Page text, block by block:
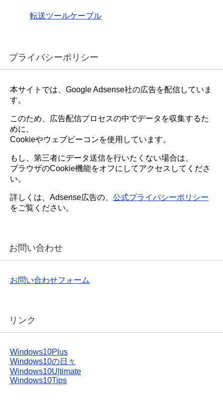
転送ツールケーブル
プライバシーポリシー
本サイトでは、Google Adsense社の広告を配信していま
す。
このため、広告配信プロセスの中でデータを収集するた
めに、
Cookieやウェブビーコンを使用しています。
もし、第三者にデータ送信を行いたくない場合は、
ブラウザのCookie機能をオフにしてアクセスしてくださ
い。
詳しくは、Adsense広告の、 公式プライバシーポリシー
をご覧ください。
お問い合わせ
お問い合わせフォーム
リンク
Windows10Plus
Windows10の日々
Windows10Ultimate
Windows10Tips